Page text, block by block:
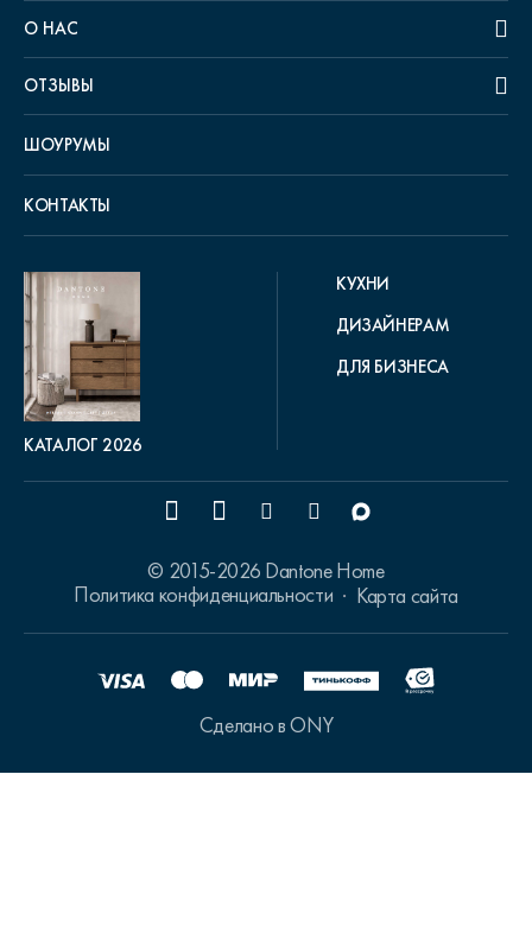
О НАС
ОТЗЫВЫ
ШОУРУМЫ
КОНТАКТЫ
КАТАЛОГ 2026
КУХНИ
ДИЗАЙНЕРАМ
ДЛЯ БИЗНЕСА
© 2015-2026 Dantone Home
Политика конфиденциальности
Карта сайта
Сделано в ONY